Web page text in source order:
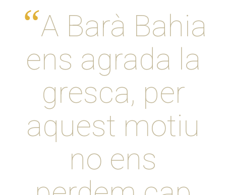
“A Barà Bahia
ens agrada la
gresca, per
aquest motiu
no ens